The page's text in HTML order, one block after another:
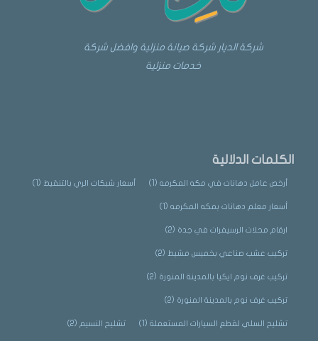
شركة الديار شركة صيانة منزلية وافضل شركة
خدمات منزلية
الكلمات الدلالية
أرخص عامل دهانات في مكه المكرمه(1) أسعار شبكات الري بالتنقيط (1)
أسعار معلم دهانات بمكه المكرمه(1)
ارقام محلات الرسيفرات في جدة (2)
تركيب عشب صناعي بخميس مشيط (2)
تركيب غرف نوم ايكيا بالمدينة المنورة (2)
تركيب غرف نوم بالمدينة المنورة (2)
تشليح السلي لقطع السيارات المستعملة(1) تشليح النسيم(2)